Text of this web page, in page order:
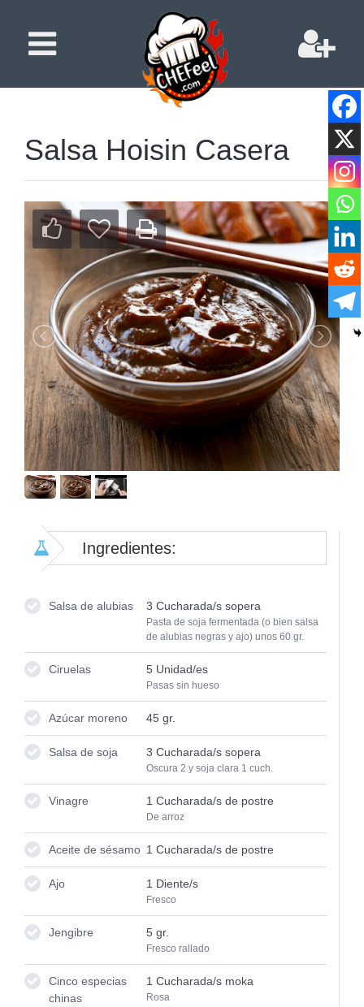
Salsa Hoisin Casera
Ingredientes:
Salsa de alubias 3 Cucharada/s sopera
Pasta de soja fermentada (o bien salsa
de alubias negras y ajo) unos 60 gr.
Ciruelas 5Unidad/es
Pasas sin hueso
Azúcar moreno 45gr.
Salsa de soja 3 Cucharada/s sopera
Oscura 2 y soja clara 1 cuch.
Vinagre 1 Cucharada/s de postre
De arroz
Aceite de sésamo 1 Cucharada/s de postre
Ajo 1 Diente/s
Fresco
Jengibre 5gr.
Fresco rallado
Cinco especias
chinas
1 Cucharada/s moka
Rosa